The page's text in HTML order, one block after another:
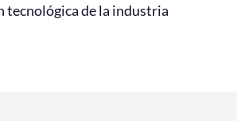
tecnológica de la industria